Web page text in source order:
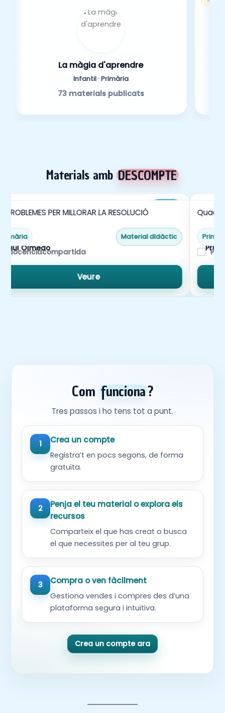
La màgia d'aprendre
Infantil · Primària
73 materials publicats
Materials amb DESCOMPTE
-10%
PROBLEMES PER MILLORAR LA RESOLUCIÓ
Primària Material didàctic
docenciacompartida
Veure
Comfunciona?
Tres passos i ho tens tot a punt.
1 Crea un compte
Registra’t en pocs segons, de forma
gratuïta.
2
Penja el teu material o explora els
recursos
Comparteix el que has creat o busca
el que necessites per al teu grup.
3 Compra o ven fàcilment
Gestiona vendes i compres des d’una
plataforma segura i intuïtiva.
Crea un compte ara